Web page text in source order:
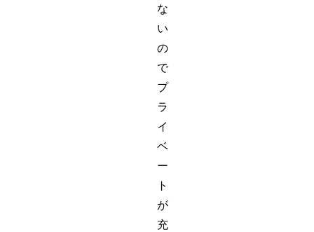
な
い
の
で
プ
ラ
イ
ベ
ー
ト
が
充